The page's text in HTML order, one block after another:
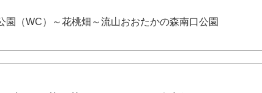
（WC）～花桃畑～流山おおたかの森南口公園